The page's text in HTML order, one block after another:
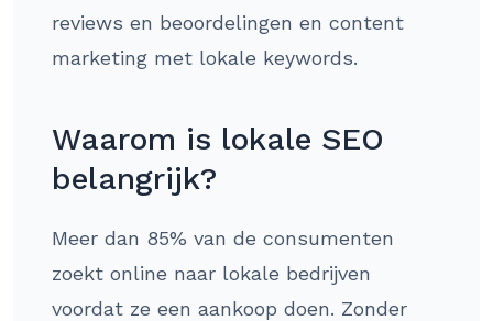
reviews en beoordelingen en content
marketing met lokale keywords.
Waarom is lokale SEO
belangrijk?
Meer dan 85% van de consumenten
zoekt online naar lokale bedrijven
voordat ze een aankoop doen. Zonder